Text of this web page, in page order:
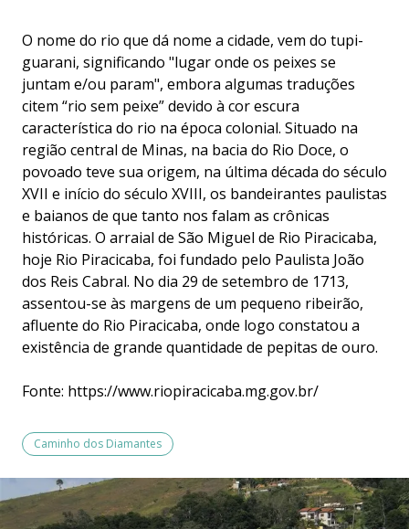
O nome do rio que dá nome a cidade, vem do tupi-
guarani, significando "lugar onde os peixes se
juntam e/ou param", embora algumas traduções
citem “rio sem peixe” devido à cor escura
característica do rio na época colonial. Situado na
região central de Minas, na bacia do Rio Doce, o
povoado teve sua origem, na última década do século
XVII e início do século XVIII, os bandeirantes paulistas
e baianos de que tanto nos falam as crônicas
históricas. O arraial de São Miguel de Rio Piracicaba,
hoje Rio Piracicaba, foi fundado pelo Paulista João
dos Reis Cabral. No dia 29 de setembro de 1713,
assentou-se às margens de um pequeno ribeirão,
afluente do Rio Piracicaba, onde logo constatou a
existência de grande quantidade de pepitas de ouro.
Fonte: https://www.riopiracicaba.mg.gov.br/
Caminho dos Diamantes